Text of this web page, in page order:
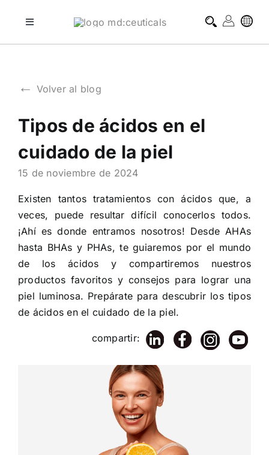
Toggle
tratamientos domiciliarios
blog
sobre md:ceuticals
contacto
← Volver al blog
Tipos de ácidos en el
cuidado de la piel
15 de noviembre de 2024
Existen tantos tratamientos con ácidos que, a
veces, puede resultar difícil conocerlos todos.
¡Ahí es donde entramos nosotros! Desde AHAs
hasta BHAs y PHAs, te guiaremos por el mundo
de los ácidos y compartiremos nuestros
productos favoritos y consejos para lograr una
piel luminosa. Prepárate para descubrir los tipos
de ácidos en el cuidado de la piel.
compartir: